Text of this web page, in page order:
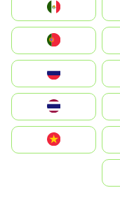
South Korea
Nederland
Portugal
România
Slovensko
United States
Vietnam